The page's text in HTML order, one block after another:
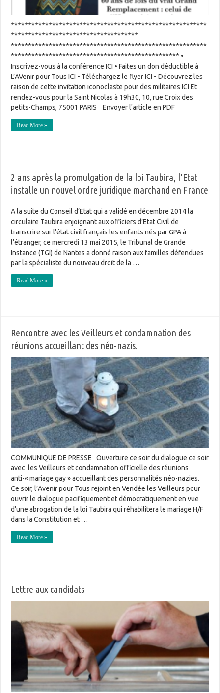
*********************************************************
*************************************
*********************************************************
************************************************* •
Inscrivez-vous à la conférence ICI • Faites un don déductible à
L’AVenir pour Tous ICI • Téléchargez le flyer ICI • Découvrez les
raison de cette invitation iconoclaste pour des militaires ICI Et
rendez-vous pour la Saint Nicolas à 19h30, 10, rue Croix des
petits-Champs, 75001 PARIS Envoyer l'article en PDF
Read More »
2 ans après la promulgation de la loi Taubira, l’Etat
installe un nouvel ordre juridique marchand en France
A la suite du Conseil d’Etat qui a validé en décembre 2014 la
circulaire Taubira enjoignant aux officiers d’Etat Civil de
transcrire sur l’état civil français les enfants nés par GPA à
l’étranger, ce mercredi 13 mai 2015, le Tribunal de Grande
Instance (TGI) de Nantes a donné raison aux familles défendues
par la spécialiste du nouveau droit de la …
Read More »
Rencontre avec les Veilleurs et condamnation des
réunions accueillant des néo-nazis.
COMMUNIQUE DE PRESSE Ouverture ce soir du dialogue ce soir
avec les Veilleurs et condamnation officielle des réunions
anti-« mariage gay » accueillant des personnalités néo-nazies.
Ce soir, l’Avenir pour Tous rejoint en Vendée les Veilleurs pour
ouvrir le dialogue pacifiquement et démocratiquement en vue
d’une abrogation de la loi Taubira qui réhabilitera le mariage H/F
dans la Constitution et …
Read More »
Lettre aux candidats